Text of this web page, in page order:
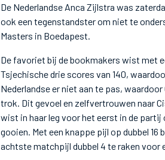
De Nederlandse Anca Zijlstra was
ook een tegenstandster om niet te
Masters in Boedapest.
De favoriet bij de bookmakers wist met
Tsjechische drie scores van 140,
Nederlandse er niet aan te pas,
trok. Dit gevoel en zelfvertrouwen naar
wist in haar leg voor het eerst in de partij
gooien. Met een knappe pijl op dubbel
achtste matchpijl dubbel 4 te raken voor